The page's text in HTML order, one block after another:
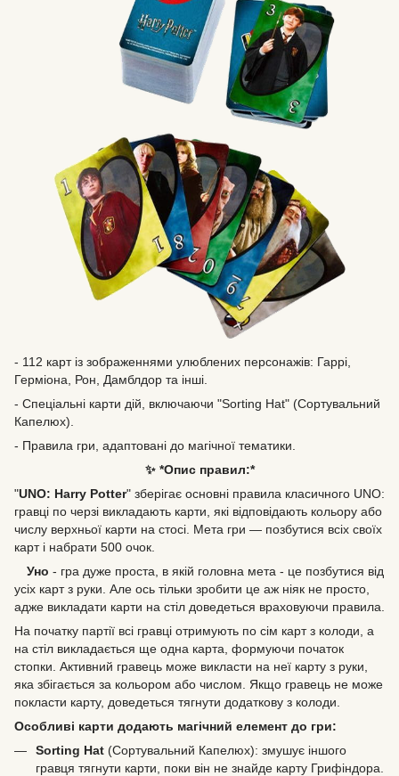
- 112 карт із зображеннями улюблених персонажів: Гаррі,
Герміона, Рон, Дамблдор та інші.
- Спеціальні карти дій, включаючи "Sorting Hat" (Сортувальний
Капелюх).
- Правила гри, адаптовані до магічної тематики.
✨ *Опис правил:*
"UNO: Harry Potter" зберігає основні правила класичного UNO:
гравці по черзі викладають карти, які відповідають кольору або
числу верхньої карти на стосі. Мета гри — позбутися всіх своїх
карт і набрати 500 очок.
Уно - гра дуже проста, в якій головна мета - це позбутися від
усіх карт з руки. Але ось тільки зробити це аж ніяк не просто,
адже викладати карти на стіл доведеться враховуючи правила.
На початку партії всі гравці отримують по сім карт з колоди, а
на стіл викладається ще одна карта, формуючи початок
стопки. Активний гравець може викласти на неї карту з руки,
яка збігається за кольором або числом. Якщо гравець не може
покласти карту, доведеться тягнути додаткову з колоди.
Особливі карти додають магічний елемент до гри:
Sorting Hat (Сортувальний Капелюх): змушує іншого
гравця тягнути карти, поки він не знайде карту Грифіндора.